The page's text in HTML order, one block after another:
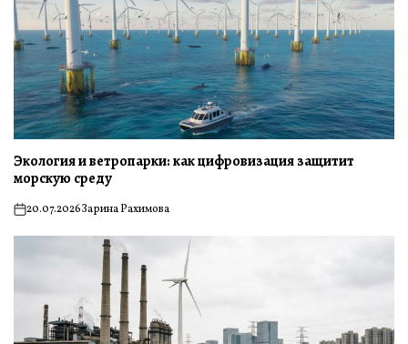
Экология и ветропарки: как цифровизация защитит
морскую среду
on20.07.2026Зарина Рахимова